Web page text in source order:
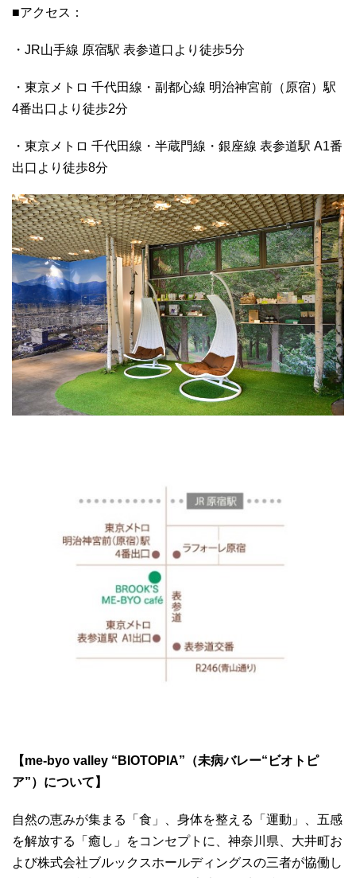
■アクセス：
・JR山手線 原宿駅 表参道口より徒歩5分
・東京メトロ 千代田線・副都心線 明治神宮前（原宿）駅
4番出口より徒歩2分
・東京メトロ 千代田線・半蔵門線・銀座線 表参道駅 A1番
出口より徒歩8分
【me-byo valley “ BIOTOPIA”（未病バレー“ビオトピ
ア”）について】
自然の恵みが集まる「食」、身体を整える「運動」、五感
を解放する「癒し」をコンセプトに、神奈川県、大井町お
よび株式会社ブルックスホールディングスの三者が協働し